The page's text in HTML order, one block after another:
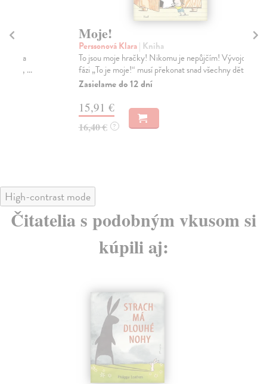
Perssonová Klara| Kniha
To jsou moje hračky! Nikomu je nepůjčím! Vývojovou
fázi „To je moje!“ musí překonat snad všechny dět...
Zasielame do 12 dní
High-contrast mode
Čitatelia s podobným vkusom si
kúpili aj: